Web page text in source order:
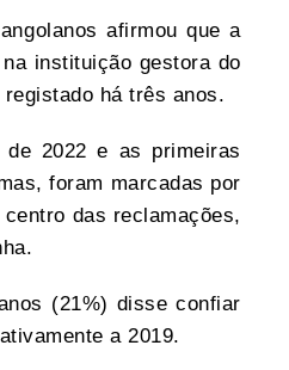
afirmou que a
instituição gestora do
há três anos.
2022 e as primeiras
foram marcadas por
das reclamações,
(21%) disse confiar
a 2019.